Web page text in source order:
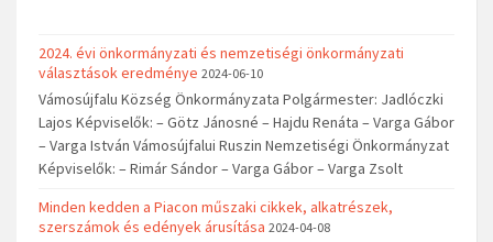
2024. évi önkormányzati és nemzetiségi önkormányzati
választások eredménye 2024-06-10
Vámosújfalu Község Önkormányzata Polgármester: Jadlóczki
Lajos Képviselők: – Götz Jánosné – Hajdu Renáta – Varga Gábor
– Varga István Vámosújfalui Ruszin Nemzetiségi Önkormányzat
Képviselők: – Rimár Sándor – Varga Gábor – Varga Zsolt
Minden kedden a Piacon műszaki cikkek, alkatrészek,
szerszámok és edények árusítása 2024-04-08